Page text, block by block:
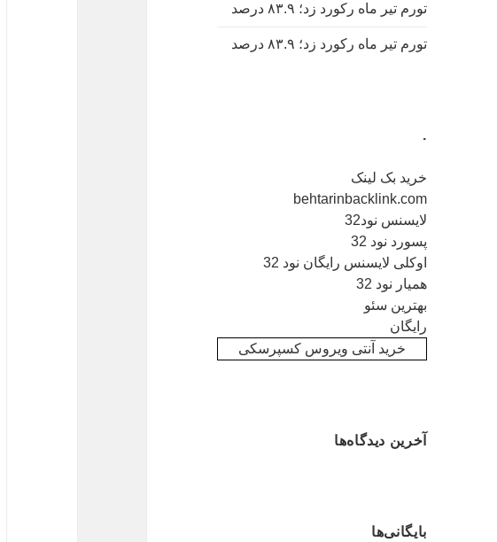
تورم تیر ماه رکورد زد؛ ۸۳.۹ درصد
تورم تیر ماه رکورد زد؛ ۸۳.۹ درصد
.
خرید بک لینک
behtarinbacklink.com
لایسنس نود32
پسورد نود 32
اوکلی لایسنس رایگان نود 32
همیار نود 32
بهترین سئو
رایگان
خرید آنتی ویروس کسپرسکی
آخرین دیدگاه‌ها
بایگانی‌ها